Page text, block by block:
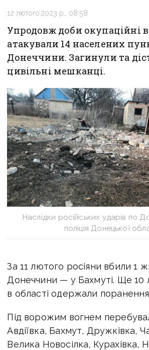
12 лютого 2023 р., 08:58
Упродовж доби окупаційні
атакували 14 населених
Донеччини. Загинули та
цивільні мешканці.
Наслідки російських ударів по
поліція Донецької
За 11 лютого росіяни вбили 1
Донеччини — у Бахмуті. Ще 10
в області одержали
Під ворожим вогнем
Авдіївка, Бахмут, Дружківка,
Велика Новосілка, Курахівка,